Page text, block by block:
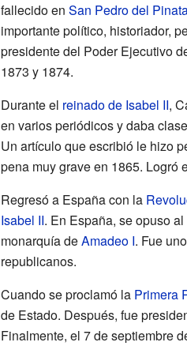
fallecido en San Pedro del
importante político, historiador,
presidente del Poder Ejecutivo
1873 y 1874.
Durante el reinado de Isabel II,
en varios periódicos y daba
Un artículo que escribió le hizo
pena muy grave en 1865. Logró
Regresó a España con la
Isabel II. En España, se opuso al
monarquía deAmadeo I. Fue
republicanos.
Cuando se proclamó la Primera
de Estado. Después, fue
Finalmente, el 7 de septiembre